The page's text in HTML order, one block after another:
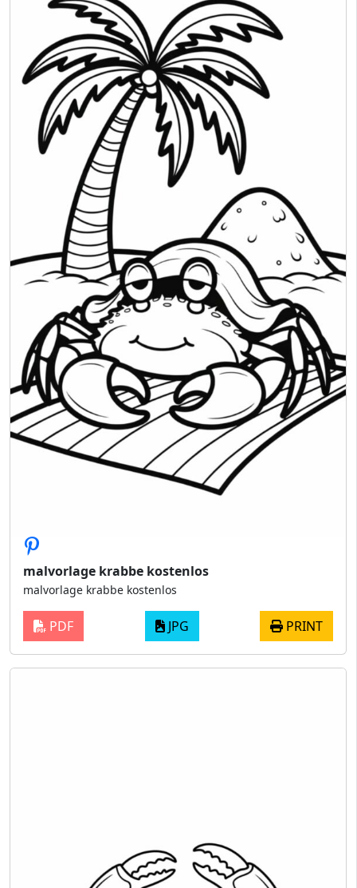
malvorlage krabbe kostenlos
malvorlage krabbe kostenlos
PDF JPG PRINT